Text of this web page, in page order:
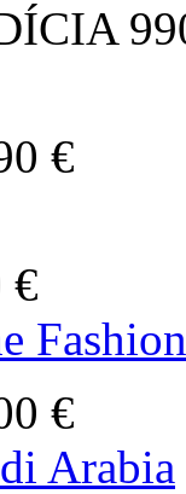
€
€
€
Arabia